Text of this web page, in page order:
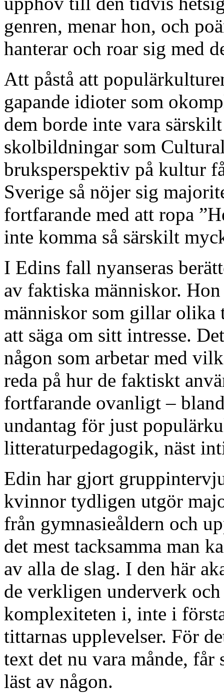
genren, menar hon, och
hanterar och roar sig med
Att påstå att
gapande idioter som
dem borde inte vara
skolbildningar som
bruksperspektiv på kultur
Sverige så nöjer sig
fortfarande med att ropa
inte komma så särskilt
I Edins fall nyanseras
av faktiska människor.
människor som gillar olika
att säga om sitt intresse.
någon som arbetar med
reda på hur de faktiskt
fortfarande ovanligt –
undantag för just
litteraturpedagogik, näst
Edin har gjort
kvinnor tydligen utgör
från gymnasieåldern och
det mest tacksamma man
av alla de slag. I den här
de verkligen underverk
komplexiteten i, inte i
tittarnas upplevelser. För
text det nu vara månde,
läst av någon.